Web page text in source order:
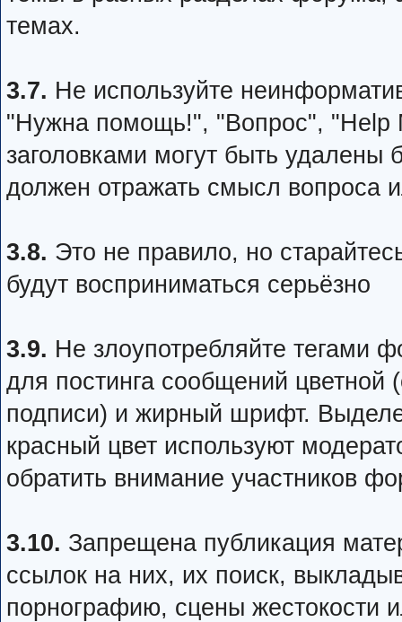
темах.
3.7. Не используйте
"Нужна помощь!", "Вопрос",
заголовками могут быть удалены
должен отражать смысл вопроса
3.8. Это не правило, но
будут восприниматься серьёзно
3.9. Не злоупотребляйте тегами
для постинга сообщений цветной
подписи) и жирный шрифт.
красный цвет используют
обратить внимание участников
3.10. Запрещена публикация
ссылок на них, их поиск,
порнографию, сцены жестокости